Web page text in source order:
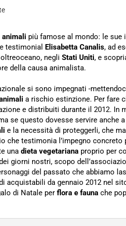
più famose al mondo: le sue
testimonial Elisabetta Canalis, ad
negli Stati Uniti, e
della causa animalista.
si sono impegnati -
a rischio estinzione. Per fare
e distribuiti durante il 2012. In
se questo dovesse servire anche
e la necessità di proteggerli, che
che testimonia l’impegno concreto
una dieta vegetariana proprio per
giorni nostri, scopo
del passato che abbiamo
acquistabili da gennaio 2012 nel
di Natale per flora e fauna che